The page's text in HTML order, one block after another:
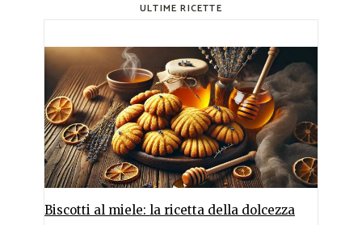
ULTIME RICETTE
Biscotti al miele: la ricetta della dolcezza